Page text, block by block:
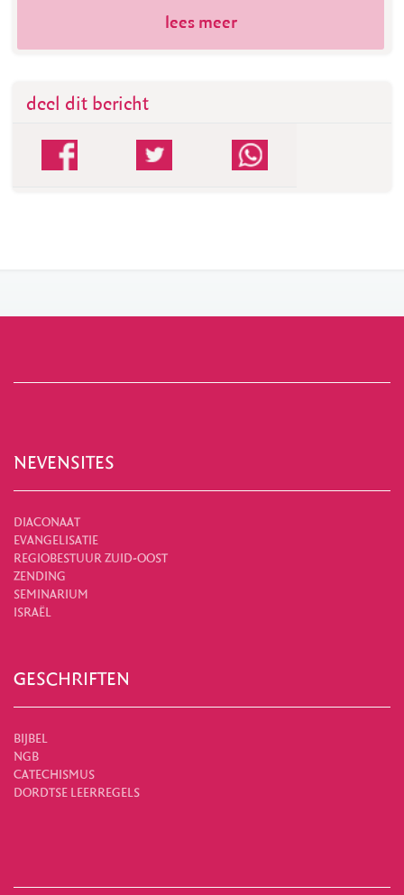
lees meer
deel dit bericht
NEVENSITES
DIACONAAT
EVANGELISATIE
REGIOBESTUUR ZUID-OOST
ZENDING
SEMINARIUM
ISRAËL
GESCHRIFTEN
BIJBEL
NGB
CATECHISMUS
DORDTSE LEERREGELS